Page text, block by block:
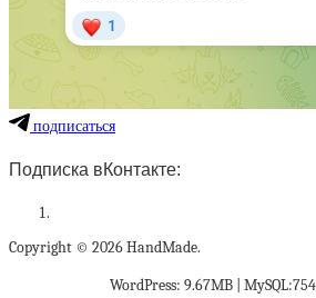
подписаться
Подписка вКонтакте:
Copyright © 2026 HandMade.
WordPress: 9.67MB |